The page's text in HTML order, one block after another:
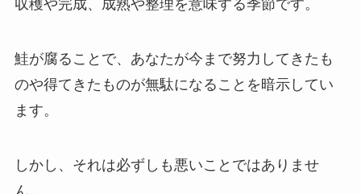
収穫や完成、成熟や整理を意味する季節です。
鮭が腐ることで、あなたが今まで努力してきたも
のや得てきたものが無駄になることを暗示してい
ます。
しかし、それは必ずしも悪いことではありませ
ん。